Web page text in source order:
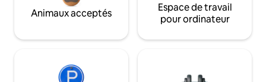
Animaux acceptés
Espace de travail
pour ordinateur